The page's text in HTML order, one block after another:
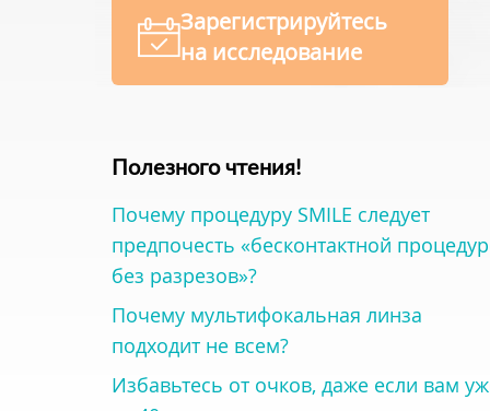
Зарегистрируйтесь
на исследование
Полезного чтения!
Почему процедуру SMILE следует
предпочесть «бесконтактной
без разрезов»?
Почему мультифокальная линза
подходит не всем?
Избавьтесь от очков, даже если вам